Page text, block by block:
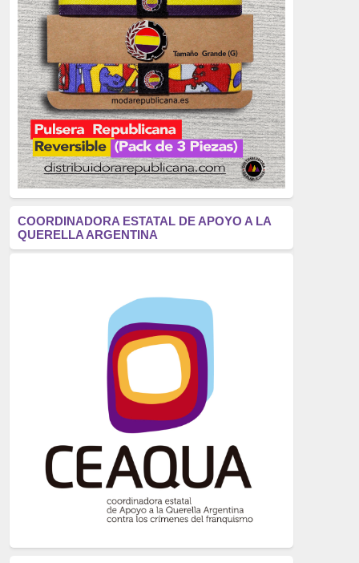
monarquía
(2253)
borbones
(2176)
Cultura
(2163)
Guerra
(1674)
genocidio
(1234)
mujer
(1070)
Eventos
(914)
Crímenes del franquismo
(721)
(699)
(607)
neofranquismo
(567)
Justicia Universal
Derechos Humanos
(522)
Nacionalcatolicismo
(514)
COORDINADORA ESTATAL DE APOYO A LA
QUERELLA ARGENTINA